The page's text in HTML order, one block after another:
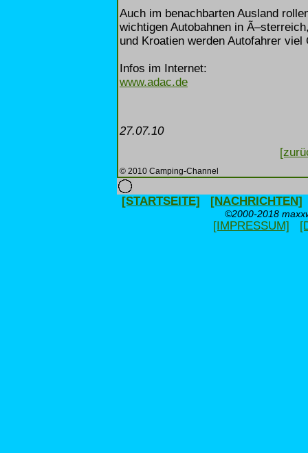
Auch im benachbarten Ausland
wichtigen Autobahnen in
und Kroatien werden Autofahrer viel
Infos im Internet:
www.adac.de
27.07.10
© 2010 Camping-Channel
[STARTSEITE] [NACHRICHTEN]
©2000-2018
[IMPRESSUM]